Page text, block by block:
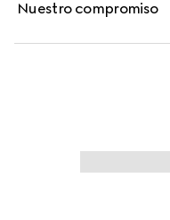
Nuestro compromiso